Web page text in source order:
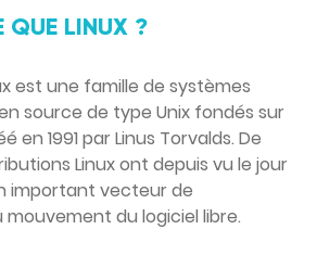
QUE LINUX ?
est une famille de systèmes
source de type Unix fondés sur
en 1991 par Linus Torvalds. De
Linux ont depuis vu le jour
important vecteur de
du logiciel libre.